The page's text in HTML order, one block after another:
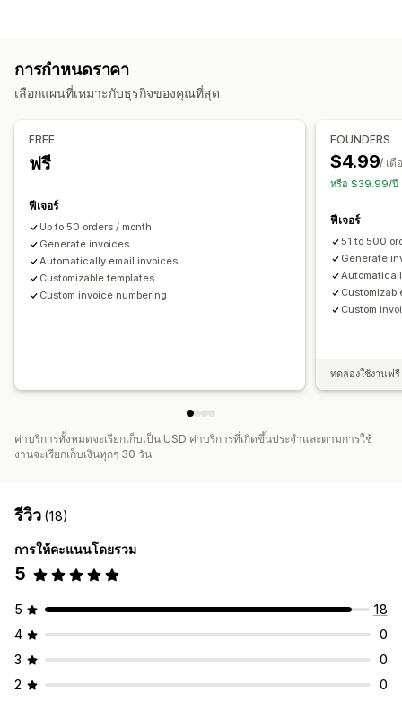
การคืนสินค้า
การคำานวณภาษี
การส่งอีเมลอัตโนมัติ
การกำหนดหมายเลขตามลำดับ
การกำหนดราคา
เลือกแผนที่เหมาะกับธุรกิจของคุณที่สุด
FREE
ฟรี
ฟีเจอร์
Up to 50 orders / month
Generate invoices
Automatically email invoices
Customizable templates
Custom invoice numbering
FOUNDERS
$4.99/ เดื
หรือ $39.99/ปี
ฟีเจอร์
51 to 500
Generate
Custom
ทดลองใช้งานฟ
ค่าบริการทั้งหมดจะเรียกเก็บเป็น USD ค่าบริการที่เกิดขึ้นประจำและตามการใช้
งานจะเรียกเก็บเงินทุกๆ 30 วัน
รีวิว (18)
การให้คะแนนโดยรวม
5
5
18
4
0
3
0
2
0